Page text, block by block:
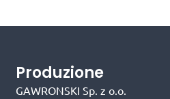
Produzione
GAWRONSKI Sp. z o.o.